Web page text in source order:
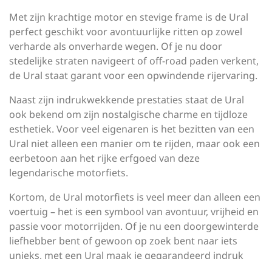
Met zijn krachtige motor en stevige frame is de Ural
perfect geschikt voor avontuurlijke ritten op zowel
verharde als onverharde wegen. Of je nu door
stedelijke straten navigeert of off-road paden verkent,
de Ural staat garant voor een opwindende rijervaring.
Naast zijn indrukwekkende prestaties staat de Ural
ook bekend om zijn nostalgische charme en tijdloze
esthetiek. Voor veel eigenaren is het bezitten van een
Ural niet alleen een manier om te rijden, maar ook een
eerbetoon aan het rijke erfgoed van deze
legendarische motorfiets.
Kortom, de Ural motorfiets is veel meer dan alleen een
voertuig – het is een symbool van avontuur, vrijheid en
passie voor motorrijden. Of je nu een doorgewinterde
liefhebber bent of gewoon op zoek bent naar iets
unieks, met een Ural maak je gegarandeerd indruk